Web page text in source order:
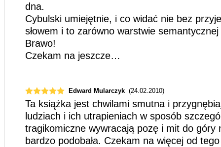
dna.
Cybulski umiejętnie, i co widać nie bez
słowem i to zarówno warstwie
Brawo!
Czekam na jeszcze…
Edward Mularczyk (24.02.2010)
Ta książka jest chwilami smutna i
ludziach i ich utrapieniach w sposób
tragikomiczne wywracają pozę i mit do góry
bardzo podobała. Czekam na więcej od